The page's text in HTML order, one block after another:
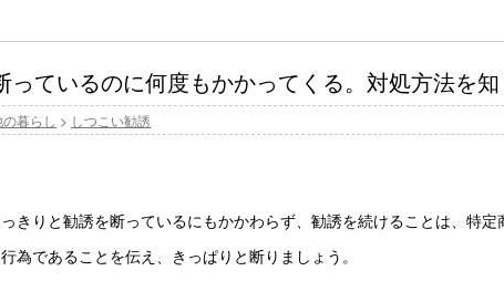
っているのに何度もかかってくる。対処方法を
暮らし > しつこい勧誘
きりと勧誘を断っているにもかかわらず、勧誘を続けることは、特
為であることを伝え、きっぱりと断りましょう。